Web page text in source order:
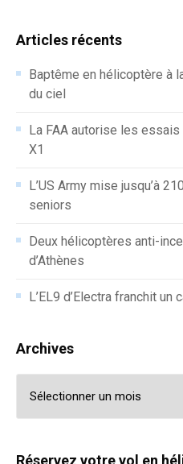
Articles récents
Baptême en hélicoptère à
du ciel
La FAA autorise les
X1
L’US Army mise jusqu’à
seniors
Deux hélicoptères anti-
d’Athènes
L’EL9 d’Electra franchit
Archives
Réservez votre vol en